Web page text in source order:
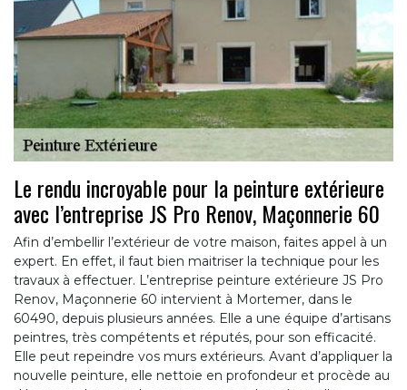
Le rendu incroyable pour la peinture extérieure
avec l’entreprise JS Pro Renov, Maçonnerie 60
Afin d’embellir l’extérieur de votre maison, faites appel à un
expert. En effet, il faut bien maitriser la technique pour les
travaux à effectuer. L’entreprise peinture extérieure JS Pro
Renov, Maçonnerie 60 intervient à Mortemer, dans le
60490, depuis plusieurs années. Elle a une équipe d’artisans
peintres, très compétents et réputés, pour son efficacité.
Elle peut repeindre vos murs extérieurs. Avant d’appliquer la
nouvelle peinture, elle nettoie en profondeur et procède au